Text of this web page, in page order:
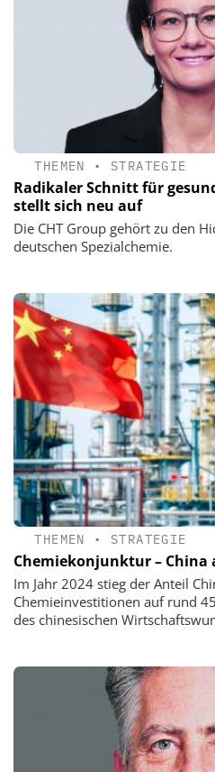
THEMEN • STRATEGIE
Radikaler Schnitt für
stellt sich neu auf
Die CHT Group gehört zu den
deutschen Spezialchemie.
THEMEN • STRATEGIE
Chemiekonjunktur – China
Im Jahr 2024 stieg der Anteil
Chemieinvestitionen auf rund
des chinesischen